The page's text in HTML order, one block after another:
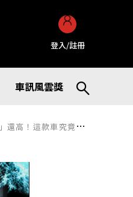
登入/註冊
車訊風雲獎
究竟有什麼特色？